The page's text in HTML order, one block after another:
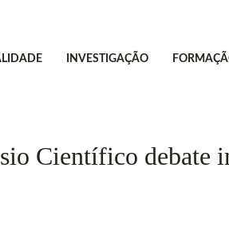
INVESTIGAÇÃO
Científico debate